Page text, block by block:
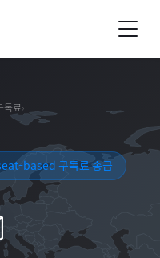
독료›
based 구독료 송금